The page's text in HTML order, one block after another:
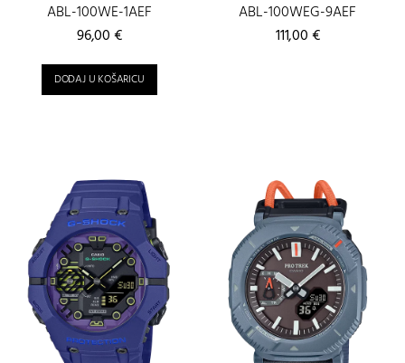
ABL-100WE-1AEF
96,00€
DODAJ U KOŠARICU
ABL-100WEG-9AEF
111,00€